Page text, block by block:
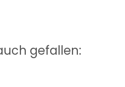
gefallen: